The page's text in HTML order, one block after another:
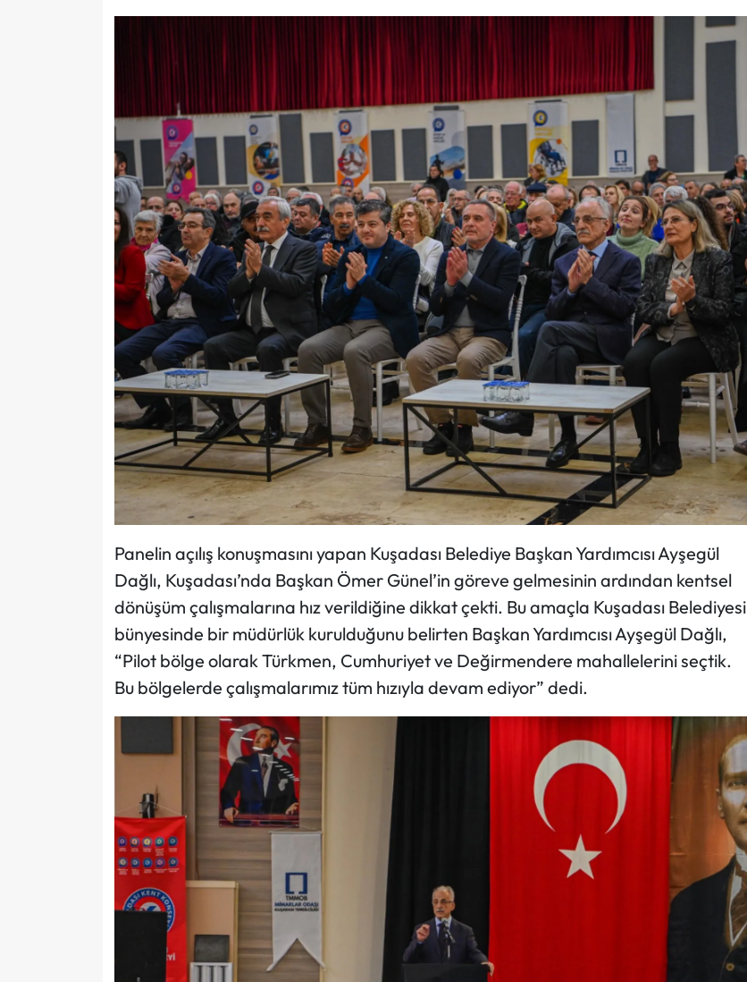
Panelin açılış konuşmasını yapan Kuşadası Belediye Başkan Yardımcısı Ayşegül
Dağlı, Kuşadası’nda Başkan Ömer Günel’in göreve gelmesinin ardından kentsel
dönüşüm çalışmalarına hız verildiğine dikkat çekti. Bu amaçla Kuşadası Belediyesi
bünyesinde bir müdürlük kurulduğunu belirten Başkan Yardımcısı Ayşegül Dağlı,
“Pilot bölge olarak Türkmen, Cumhuriyet ve Değirmendere mahallelerini seçtik.
Bu bölgelerde çalışmalarımız tüm hızıyla devam ediyor” dedi.